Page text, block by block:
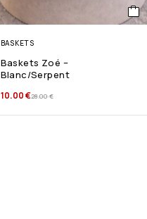
BASKETS
Baskets Zoé –
Blanc/Serpent
28.00€
10.00€